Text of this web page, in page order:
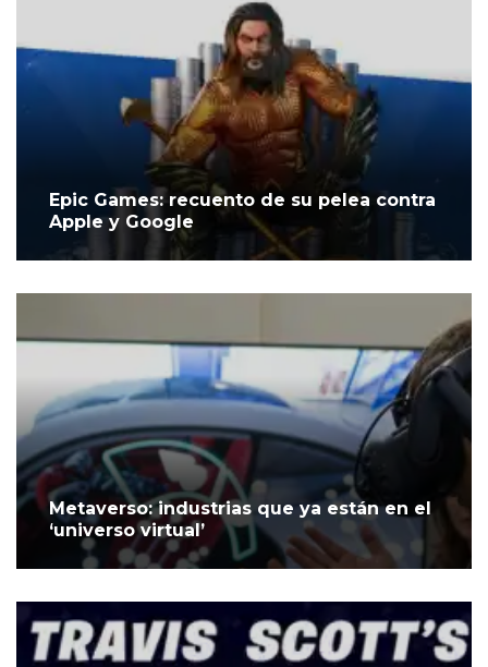
Epic Games: recuento de su pelea contra
Apple y Google
Metaverso: industrias que ya están en el
‘universo virtual’